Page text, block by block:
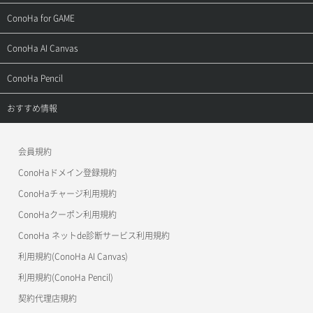
用語集
お問い合わせ
お乗り換えガイド
よくある質問
ご利用ガイド
APIドキュメントVPS2.0
APIドキュメントVPS3.0
サポートトップ
ご利用ガイド
APIドキュメントVPS2.0
APIドキュメントVPS3.0
ConoHa for GAME
サポートトップ
ご利用ガイド
ConoHa AI Canvas
サポートトップ
ご利用ガイド
ConoHa Pencil
サポートトップ
おすすめ情報
美雲このは徹底ガイド
会員規約
ConoHaドメイン登録規約
ConoHaチャージ利用規約
ConoHaクーポン利用規約
ConoHa ネットde診断サービス利用規約
利用規約(ConoHa AI Canvas)
利用規約(ConoHa Pencil)
契約代理店規約